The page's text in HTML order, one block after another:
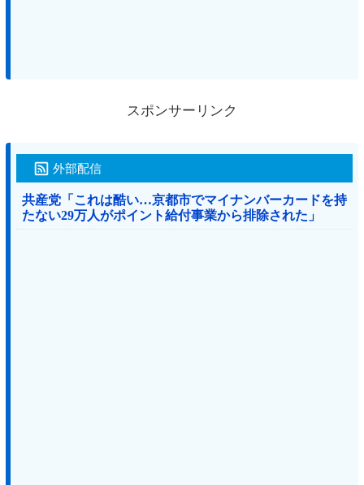
スポンサーリンク
外部配信
共産党「これは酷い…京都市でマイナンバーカードを持
たない29万人がポイント給付事業から排除された」